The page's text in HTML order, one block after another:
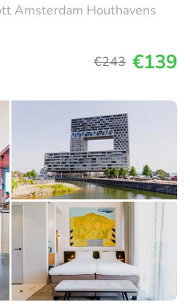
Amsterdam Houthavens
€243 €139